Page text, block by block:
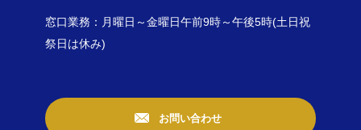
窓口業務：月曜日～金曜日午前9時～午後5時(土日祝
祭日は休み)
お問い合わせ